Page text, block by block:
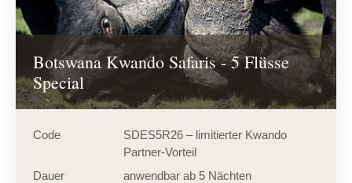
Botswana Kwando Safaris - 5 Flüsse
Special
Code
SDES5R26 – limitierter Kwando
Partner-Vorteil
Dauer
anwendbar ab 5 Nächten